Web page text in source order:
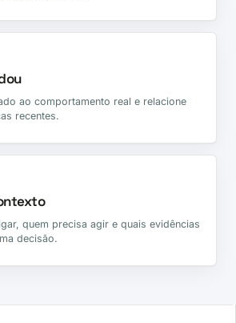
ao comportamento real e relacione
recentes.
quem precisa agir e quais evidências
decisão.